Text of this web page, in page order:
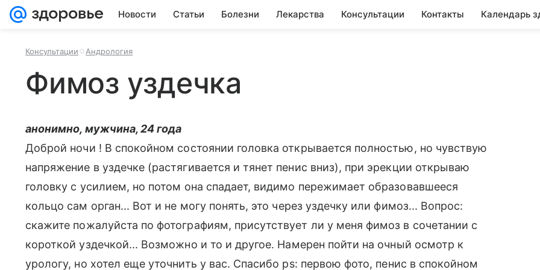
Новости Статьи Болезни Лекарства Консультации Контакты Календарь
Консультации Андрология
Фимоз уздечка
анонимно, мужчина, 24 года
Доброй ночи ! В спокойном состоянии головка открывается полностью, но чувствую
напряжение в уздечке (растягивается и тянет пенис вниз), при эрекции открываю
головку с усилием, но потом она спадает, видимо пережимает образовавшееся
кольцо сам орган... Вот и не могу понять, это через уздечку или фимоз... Вопрос:
скажите пожалуйста по фотографиям, присутствует ли у меня фимоз в сочетании с
короткой уздечкой... Возможно и то и другое. Намерен пойти на очный осмотр к
урологу, но хотел еще уточнить у вас. Спасибо ps: первою фото, пенис в спокойном